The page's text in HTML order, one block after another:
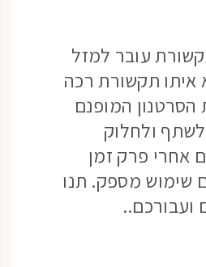
עובר למזל
איתו תקשורת רכה
המופנם
ולחלוק
אחרי פרק זמן
שימוש מספק. תנו
ועבורכם..